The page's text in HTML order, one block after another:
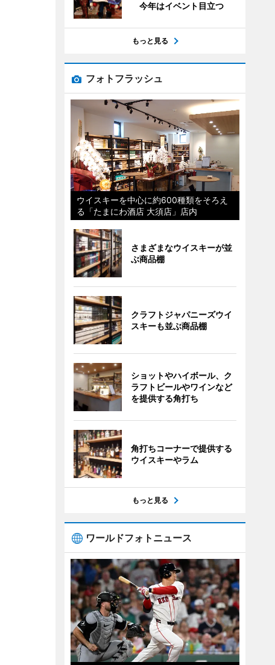
今年はイベント目立つ
もっと見る
フォトフラッシュ
ウイスキーを中心に約600種類をそろえ
る「たまにわ酒店 大須店」店内
さまざまなウイスキーが並
ぶ商品棚
クラフトジャパニーズウイ
スキーも並ぶ商品棚
ショットやハイボール、ク
ラフトビールやワインなど
を提供する角打ち
角打ちコーナーで提供する
ウイスキーやラム
もっと見る
ワールドフォトニュース